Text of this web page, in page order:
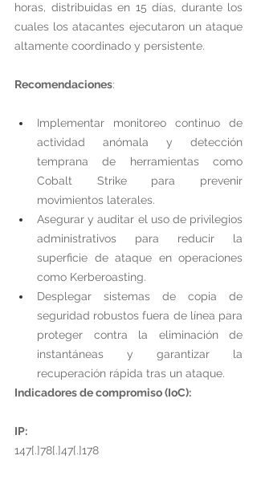
horas, distribuidas en 15 días, durante los
cuales los atacantes ejecutaron un ataque
altamente coordinado y persistente.
Recomendaciones:
Implementar monitoreo continuo de
actividad anómala y detección
temprana de herramientas como
Cobalt Strike para prevenir
movimientos laterales.
Asegurar y auditar el uso de privilegios
administrativos para reducir la
superficie de ataque en operaciones
como Kerberoasting.
Desplegar sistemas de copia de
seguridad robustos fuera de línea para
proteger contra la eliminación de
instantáneas y garantizar la
recuperación rápida tras un ataque.
Indicadores de compromiso (IoC):
IP:
147[.]78[.]47[.]178